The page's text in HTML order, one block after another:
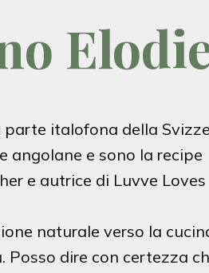
italofona della
angolane e sono la recipe
e autrice di Luvve Loves
naturale verso la
dire con certezza